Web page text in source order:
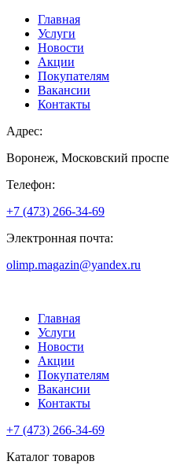
Главная
Услуги
Новости
Акции
Покупателям
Вакансии
Контакты
Адрес:
Воронеж, Московский
Телефон:
+7 (473) 266-34-69
Электронная почта:
olimp.magazin@yandex.ru
Главная
Услуги
Новости
Акции
Покупателям
Вакансии
Контакты
+7 (473) 266-34-69
Каталог товаров